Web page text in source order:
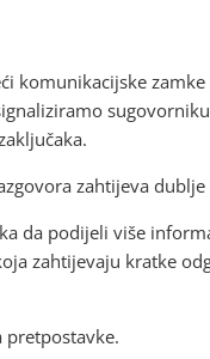
komunikacijske
zahtijeva
da podijeli više
zahtijevaju kratke